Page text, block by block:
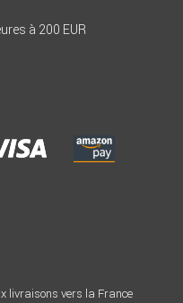
à 200 EUR
livraisons vers la France